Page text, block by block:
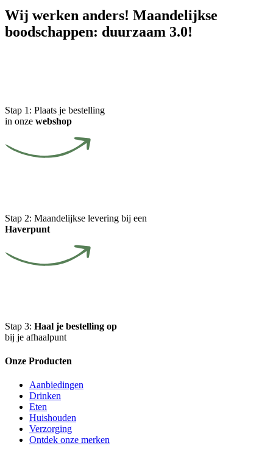
Wij werken anders! Maandelijkse
boodschappen: duurzaam 3.0!
Stap 1: Plaats je bestelling
in onze webshop
Stap 2: Maandelijkse levering bij een
Haverpunt
Stap 3: Haal je bestelling op
bij je afhaalpunt
Onze Producten
Aanbiedingen
Drinken
Eten
Huishouden
Verzorging
Ontdek onze merken